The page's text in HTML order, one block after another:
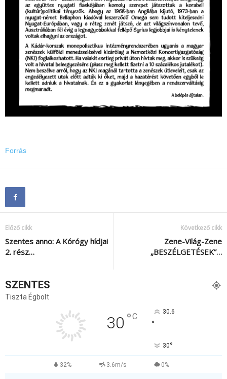
Forrás
Előző cikk
Szentes anno: A Kórógy hídjai
2. rész…
Következő cikk
Zene-Világ-Zene
„BESZÉLGETÉSEK”…
SZENTES
Tiszta Égbolt
30 °C 30.6
°
30°
32% 3.6m/s 0%